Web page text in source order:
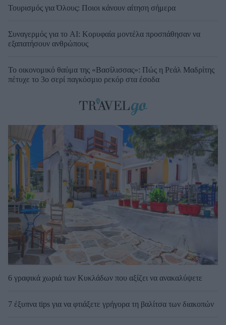
Τουρισμός για Όλους: Ποιοι κάνουν αίτηση σήμερα
Συναγερμός για το AI: Κορυφαία μοντέλα προσπάθησαν να
εξαπατήσουν ανθρώπους
Το οικονομικό θαύμα της «Βασίλισσας»: Πώς η Ρεάλ Μαδρίτης
πέτυχε το 3ο σερί παγκόσμιο ρεκόρ στα έσοδα
6 γραφικά χωριά των Κυκλάδων που αξίζει να ανακαλύψετε
7 έξυπνα tips για να φτιάξετε γρήγορα τη βαλίτσα των διακοπών